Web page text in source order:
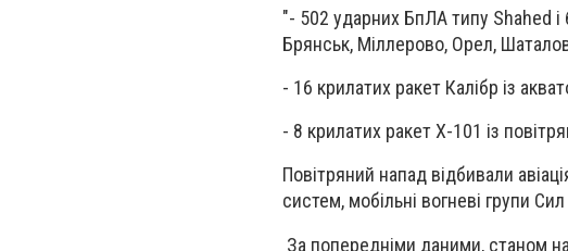
"- 502 ударних БпЛА типу Shahed і
Брянськ, Міллерово, Орел,
- 16 крилатих ракет Калібр із
- 8 крилатих ракет Х-101 із
Повітряний напад відбивали
систем, мобільні вогневі групи
За попередніми даними, станом